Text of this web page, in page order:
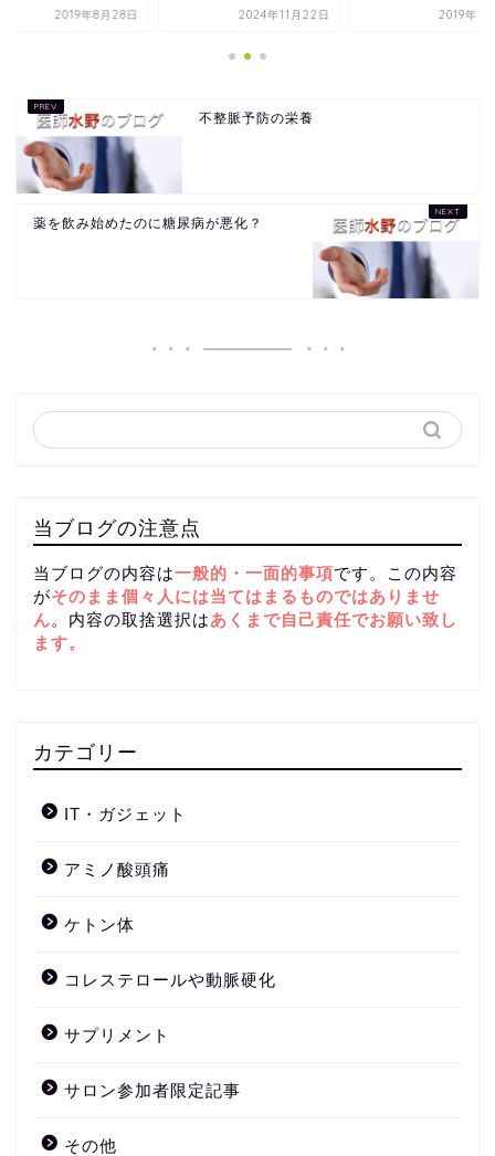
2019年8月28日 2024年11月22日 2019年10
不整脈予防の栄養
薬を飲み始めたのに糖尿病が悪化？
当ブログの注意点
当ブログの内容は一般的・一面的事項です。この内容
がそのまま個々人には当てはまるものではありませ
ん。内容の取捨選択はあくまで自己責任でお願い致し
ます。
カテゴリー
IT・ガジェット
アミノ酸頭痛
ケトン体
コレステロールや動脈硬化
サプリメント
サロン参加者限定記事
その他